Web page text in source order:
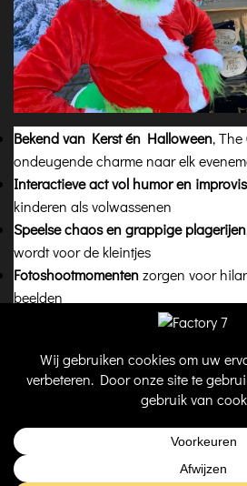
Bekend van Kerst én Halloween,
ondeugende charme naar elk
Interactieve act vol humor en
kinderen als volwassenen
Speelse chaos en grappige plagerijen
wordt voor de kleintjes
Fotoshootmomentenzorgen voor
beelden
Combineerbaar met andere figuren
beleving
Perfect inzetbaar op kerstmarkten,
bedrijfsfeesten of Halloween-party’s
Privacybeleid